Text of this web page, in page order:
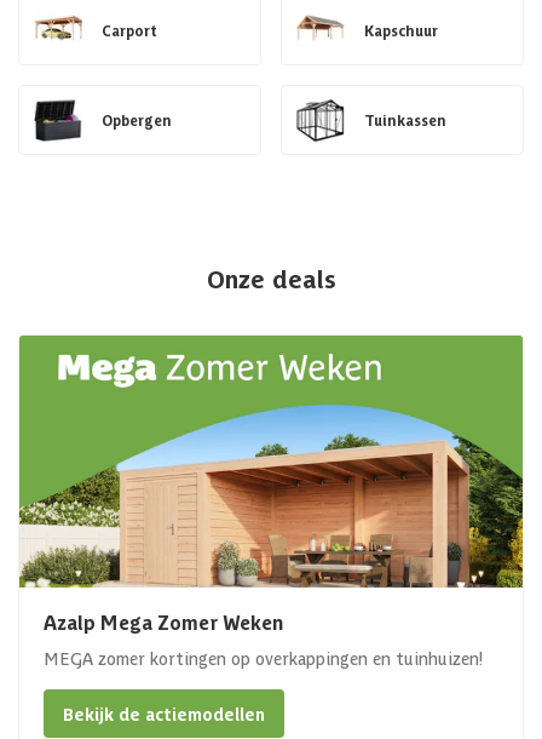
Carport Kapschuur
Opbergen Tuinkassen
Onze deals
Azalp Mega Zomer Weken
MEGA zomer kortingen op overkappingen en tuinhuizen!
Bekijk de actiemodellen